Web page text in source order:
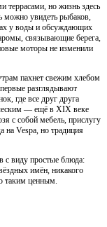
террасами, но жизнь здесь
можно увидеть рыбаков,
у воды и обсуждающих
связывающие берега,
моторы не изменили
пахнет свежим хлебом
разглядывают
где все друг друга
— ещё в XIX веке
с собой мебель, прислугу
на Vespa, но традиция
с виду простые блюда:
имён, никакого
таким ценным.